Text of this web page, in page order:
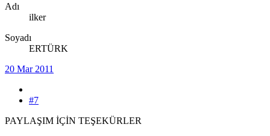
Adı
ilker
Soyadı
ERTÜRK
20 Mar 2011
#7
PAYLAŞIM İÇİN TEŞEKÜRLER